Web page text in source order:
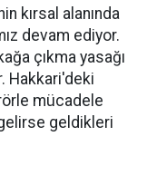
kırsal alanında
devam ediyor.
çıkma yasağı
Hakkari'deki
mücadele
geldikleri